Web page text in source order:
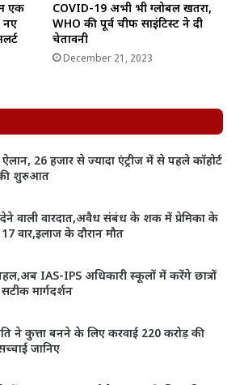
एक
नए
COVID-19 अभी भी ग्लोबल खतरा,
WHO की पूर्व चीफ साइंटिस्ट ने दी
चेतावनी
December 21, 2023
26 हजार से ज्यादा एंट्रीज में से पहले कॉहोर्ट
की शुरुआत
वाली वारदात,अवैध संबंध के शक में प्रेमिका के
वार,इलाज के दौरान मौत
IAS-IPS अधिकारी स्कूलों में करेंगे छात्रों
मार्गदर्शन
ने कुत्ता बनने के लिए करवाई 220 करोड़ की
जानिए